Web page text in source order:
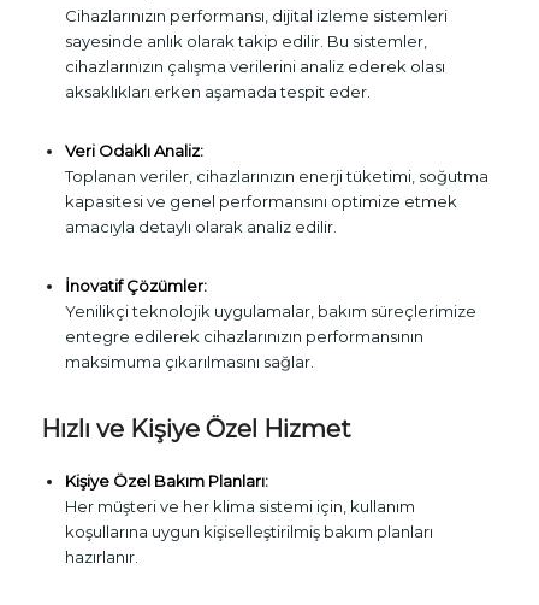
Cihazlarınızın performansı, dijital izleme sistemleri
sayesinde anlık olarak takip edilir. Bu sistemler,
cihazlarınızın çalışma verilerini analiz ederek olası
aksaklıkları erken aşamada tespit eder.
Veri Odaklı Analiz:
Toplanan veriler, cihazlarınızın enerji tüketimi, soğutma
kapasitesi ve genel performansını optimize etmek
amacıyla detaylı olarak analiz edilir.
İnovatif Çözümler:
Yenilikçi teknolojik uygulamalar, bakım süreçlerimize
entegre edilerek cihazlarınızın performansının
maksimuma çıkarılmasını sağlar.
Hızlı ve Kişiye Özel Hizmet
Kişiye Özel Bakım Planları:
Her müşteri ve her klima sistemi için, kullanım
koşullarına uygun kişiselleştirilmiş bakım planları
hazırlanır.